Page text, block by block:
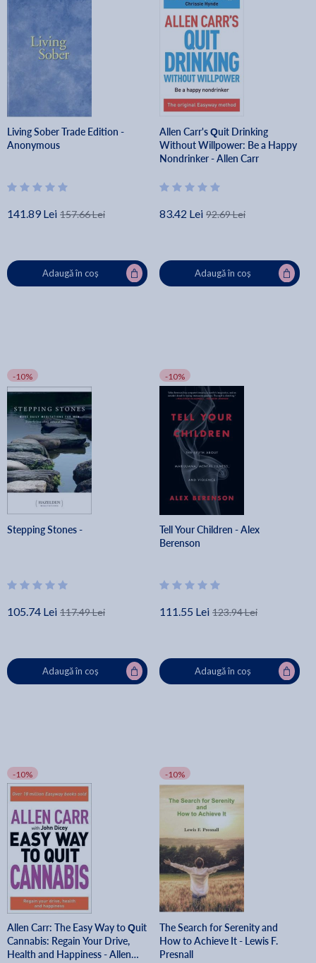
Living Sober Trade Edition -
Anonymous
141.89 Lei 157.66 Lei
Adaugă în coș
Allen Carr's Quit Drinking
Without Willpower: Be a Happy
Nondrinker - Allen Carr
83.42 Lei 92.69 Lei
Adaugă în coș
-10%
Stepping Stones -
105.74 Lei 117.49 Lei
Adaugă în coș
-10%
Tell Your Children - Alex
Berenson
111.55 Lei 123.94 Lei
Adaugă în coș
-10%
Allen Carr: The Easy Way to Quit
Cannabis: Regain Your Drive,
Health and Happiness - Allen
-10%
The Search for Serenity and
How to Achieve It - Lewis F.
Presnall